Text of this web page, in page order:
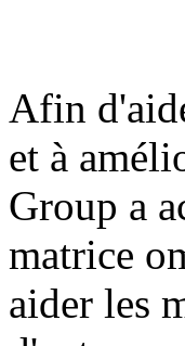
Afin
et à
Group a
matrice
aider les